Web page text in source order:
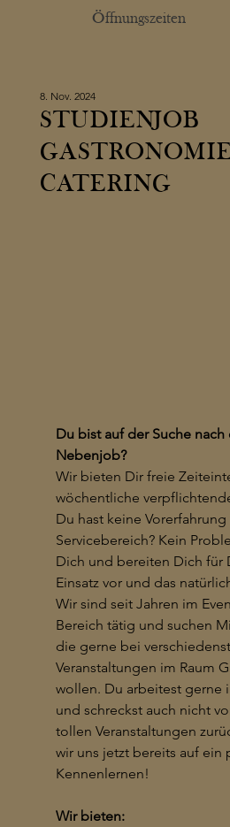
Öffnungszeiten
STUDIENJOB
CATERING
8. Nov. 2024
Du bist auf der Suche nach
Nebenjob?
Wir bieten Dir freie
wöchentliche
Du hast keine Vorerfahrung
Servicebereich? Kein
Dich und bereiten Dich für
Einsatz vor und das
Wir sind seit Jahren im
Bereich tätig und suchen
die gerne bei
Veranstaltungen im Raum
wollen. Du arbeitest gerne
und schreckst auch nicht
tollen Veranstaltungen
wir uns jetzt bereits auf ein
Kennenlernen!
Wir bieten: